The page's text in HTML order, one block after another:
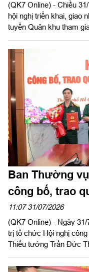
trẻ toàn quân
(QK7 Online) - Chiều
hội nghị triển khai, giao
tuyển Quân khu tham
Phó Chủ nhiệm Chính trị
Ban Thường
công bố, trao
bộ
11:07 31/07/2026
(QK7 Online) - Ngày
trị tổ chức Hội nghị
Thiếu tướng Trần Đức
cán bộ.